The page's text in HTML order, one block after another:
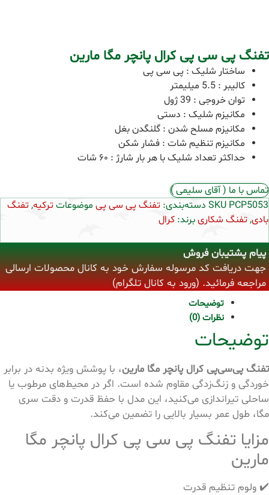
تفنگ پی سی پی کرال پانچر مگا مارین
ساختار شلیک : پی سی پی
کالیبر : 5.5 میلیمتر
توان خروجی : 39 ژول
مکانیزم شلیک : دستی
مکانیزم مسلح شدن : گلنگدن بغل
مکانیزم تنظیم شات : فشار شکن
حداکثر تعداد شلیک با هر بار شارژ : ۶۰ شات
تماس با ما ( آقای سلیمی )
SKU PCP5053 دسته‌بندی: تفنگ پی سی پی موضوعاتترکیه,تفنگ
بادی,تفنگ شکاریبرند: کرال
پیام پشتیبان فروش
جهت دریافت کد مرسوله سفارش خود به کانال محصولات ارسالی
مراجعه فرمائید. (ورود به کانال تلگرام)
توضیحات
نظرات (0)
توضیحات
تفنگ پی‌سی‌پی کرال پانچر مگا مارین، با پوشش ویژه بدنه در برابر
خوردگی و زنگ‌زدگی مقاوم شده است. اگر در محیط‌های مرطوب یا
ساحلی تیراندازی می‌کنید، این مدل با حفظ قدرت و دقت سری
مگا، طول عمر بسیار بالایی را تضمین می‌کند.
مزایا تفنگ پی سی پی کرال پانچر مگا
مارین
✔️ ولوم تنظیم قدرت